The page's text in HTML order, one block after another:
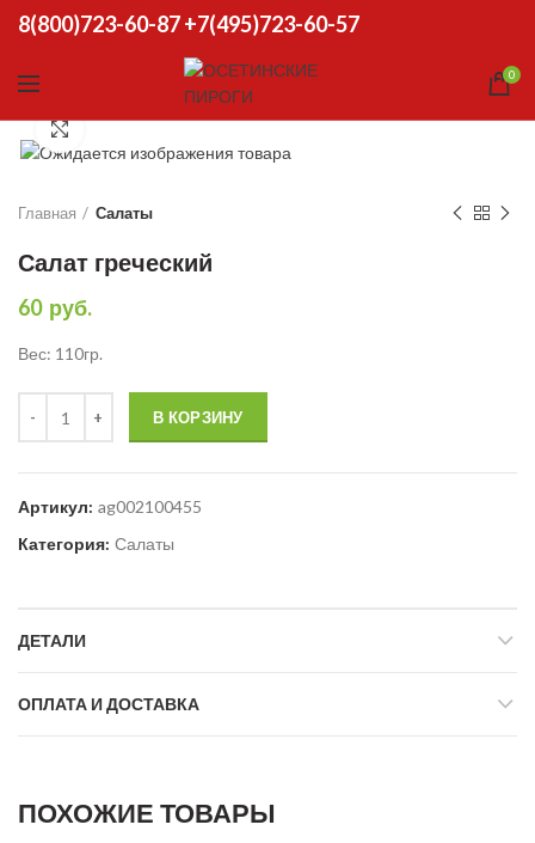
8(800)723-60-87+7(495)723-60-57
0
Главная Салаты
Салат греческий
60 руб.
Вес: 110гр.
В КОРЗИНУ
Артикул: ag002100455
Категория: Салаты
ДЕТАЛИ
ОПЛАТА И ДОСТАВКА
ПОХОЖИЕ ТОВАРЫ